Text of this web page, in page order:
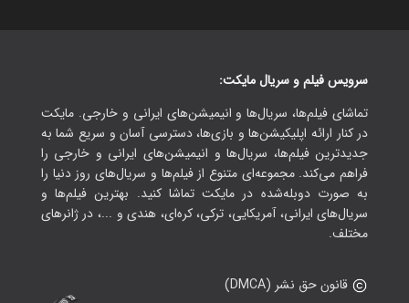
سرویس فیلم و سریال مایکت:
تماشای فیلم‌ها، سریال‌ها و انیمیشن‌های ایرانی و خارجی. مایکت
در کنار ارائه اپلیکیشن‌ها و بازی‌ها، دسترسی آسان و سریع شما به
جدیدترین فیلم‌ها، سریال‌ها و انیمیشن‌های ایرانی و خارجی را
فراهم می‌کند. مجموعه‌ای متنوع از فیلم‌ها و سریال‌های روز دنیا را
به صورت دوبله‌شده در مایکت تماشا کنید. بهترین فیلم‌ها و
سریال‌های ایرانی، آمریکایی، ترکی، کره‌ای، هندی و ...، در ژانرهای
مختلف.
قانون حق نشر (DMCA)